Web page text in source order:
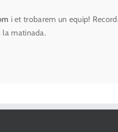
i et trobarem un equip!
la matinada.